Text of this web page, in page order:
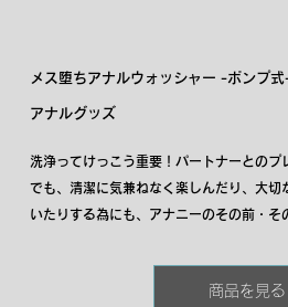
メス堕ちアナルウォッシャー -ポンプ
アナルグッズ
洗浄ってけっこう重要！パートナーとのプ
でも、清潔に気兼ねなく楽しんだり、大切
いたりする為にも、アナニーのその前・そ
けるよう、痛み、不安、怖さを払拭できる
素材を使った安心な仕様です。商品を見る